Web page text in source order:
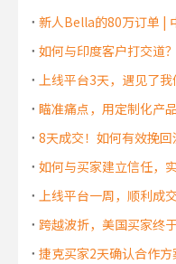
上线平台一周，顺利成